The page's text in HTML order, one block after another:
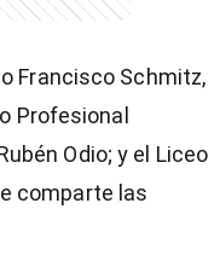
Francisco Schmitz,
Profesional
Odio; y el Liceo
comparte las